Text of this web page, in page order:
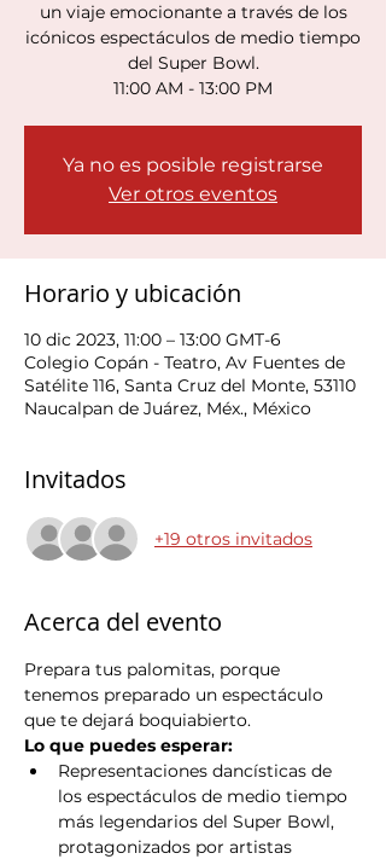
un viaje emocionante a través de los
icónicos espectáculos de medio tiempo
del Super Bowl.
11:00 AM - 13:00 PM
Ya no es posible registrarse
Ver otros eventos
Horario y ubicación
10 dic 2023, 11:00 – 13:00 GMT-6
Colegio Copán - Teatro, Av Fuentes de
Satélite 116, Santa Cruz del Monte, 53110
Naucalpan de Juárez, Méx., México
Invitados
+19 otros invitados
Acerca del evento
Prepara tus palomitas, porque
tenemos preparado un espectáculo
que te dejará boquiabierto.
Lo que puedes esperar:
Representaciones dancísticas de
los espectáculos de medio tiempo
más legendarios del Super Bowl,
protagonizados por artistas